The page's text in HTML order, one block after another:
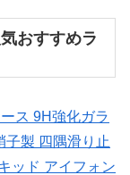
おすすめラ
ス 9H強化ガラ
子製 四隅滑り止
ッド アイフォン